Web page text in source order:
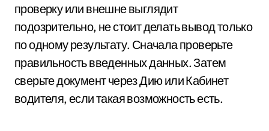
проверку или внешне выглядит
подозрительно, не стоит делать вывод только
по одному результату. Сначала проверьте
правильность введенных данных. Затем
сверьте документ через Дию или Кабинет
водителя, если такая возможность есть.